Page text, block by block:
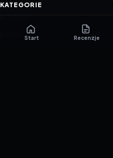
KATEGORIE
NOWINKI
PORADNIKI
Start Recenzje